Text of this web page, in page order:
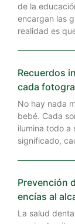
de la
encargan las
realidad es
Recuerdos
cada
No hay nada
bebé. Cada
ilumina todo a
significado,
Prevención
encías al
La salud